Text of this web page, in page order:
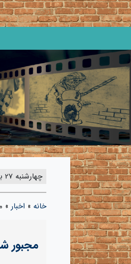
چهارشنبه 27 بهمن 1395، ساعت 10:26
خانه » اخبار »
مجبور